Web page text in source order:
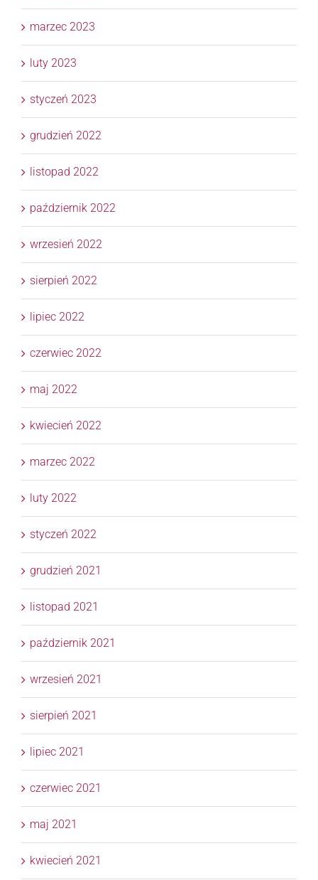
marzec 2023
luty 2023
styczeń 2023
grudzień 2022
listopad 2022
październik 2022
wrzesień 2022
sierpień 2022
lipiec 2022
czerwiec 2022
maj 2022
kwiecień 2022
marzec 2022
luty 2022
styczeń 2022
grudzień 2021
listopad 2021
październik 2021
wrzesień 2021
sierpień 2021
lipiec 2021
czerwiec 2021
maj 2021
kwiecień 2021